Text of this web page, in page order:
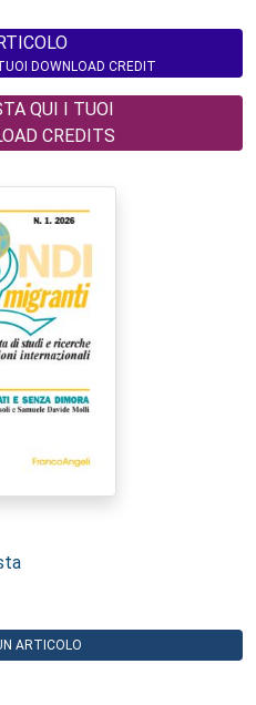
DOWNLOAD CREDIT
QUI I TUOI
CREDITS
ARTICOLO